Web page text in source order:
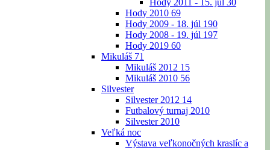
Hody 2011 - 15. júl 30
Hody 2010 69
Hody 2009 - 18. júl 190
Hody 2008 - 19. júl 197
Hody 2019 60
Mikuláš 71
Mikuláš 2012 15
Mikuláš 2010 56
Silvester
Silvester 2012 14
Futbalový turnaj 2010
Silvester 2010
Veľká noc
Výstava veľkonočných kraslíc a